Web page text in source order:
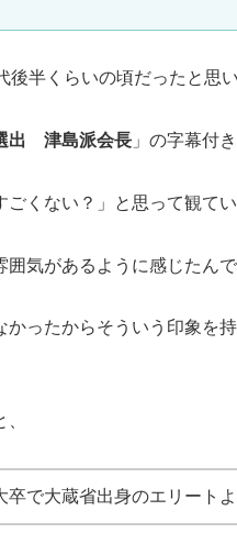
半くらいの頃だったと思い
出 津島派会長 」の字幕付
ごくない？」と思って観て
気があるように感じたんで
かったからそういう印象を
で大蔵省出身のエリートよ